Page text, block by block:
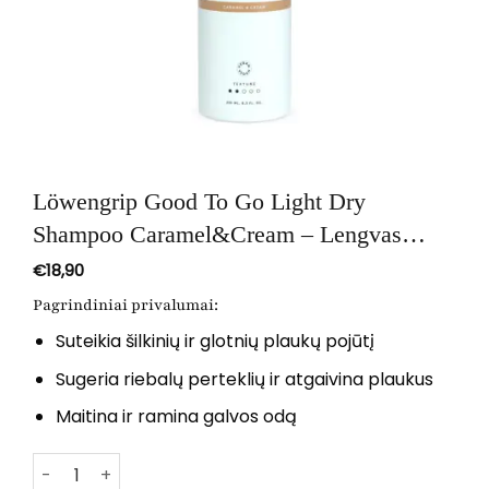
Löwengrip Good To Go Light Dry
Shampoo Caramel&Cream – Lengvas
sausas šampūnas, 250 ml
€18,90
Pagrindiniai privalumai:
Suteikia šilkinių ir glotnių plaukų pojūtį
Sugeria riebalų perteklių ir atgaivina plaukus
Maitina ir ramina galvos odą
produkto kiekis: Löwengrip Good To Go Light Dry